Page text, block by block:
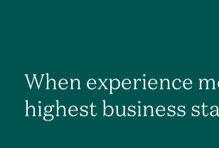
When experience
highest business